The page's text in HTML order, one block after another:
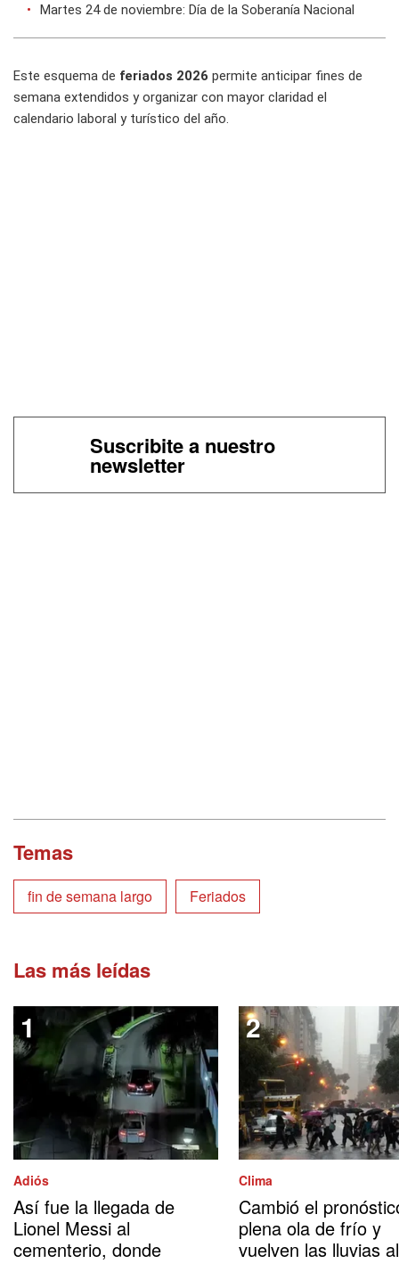
Martes 24 de noviembre: Día de la Soberanía Nacional
Este esquema de feriados 2026 permite anticipar fines de
semana extendidos y organizar con mayor claridad el
calendario laboral y turístico del año.
Suscribite a nuestro
newsletter
Temas
fin de semana largo Feriados
Las más leídas
Adiós
Así fue la llegada de
Lionel Messi al
cementerio, donde
Clima
Cambió el
plena ola de frío y
vuelven las lluvias al